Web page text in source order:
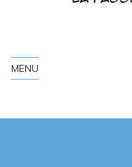
MENU